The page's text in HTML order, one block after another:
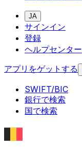
JA
サインイン
登録
ヘルプセンター
アプリをゲットする
SWIFT/BIC
銀行で検索
国で検索